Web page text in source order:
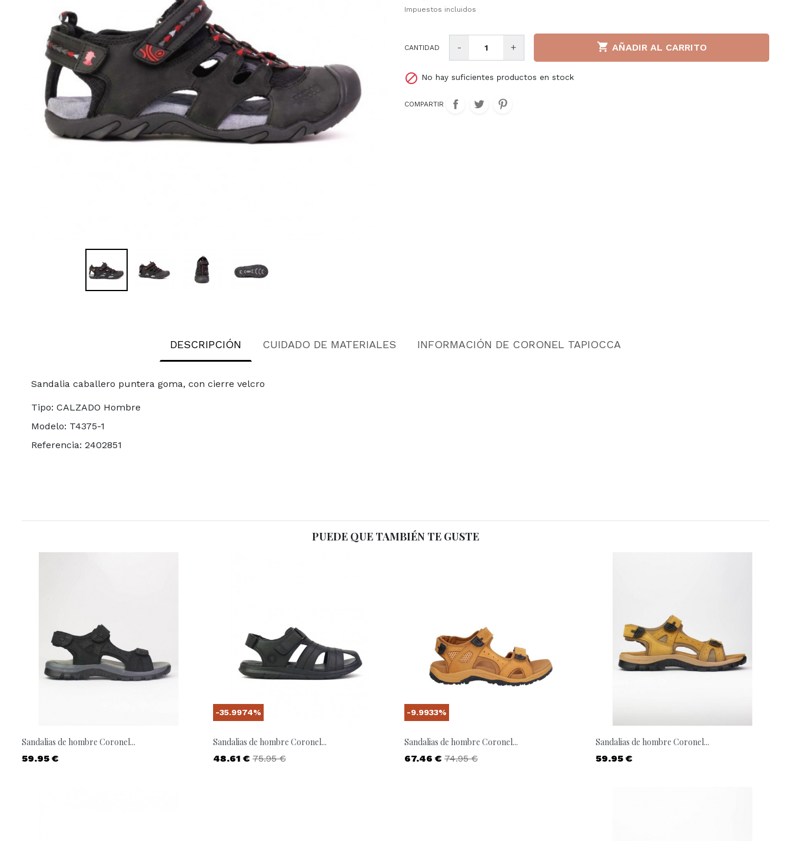
Zapatos
Zapatos
Javier Larrainza
Jim Sport Le Carre
Lola cruz
Luis gonzalo
Napapijri
Nature
Neosens Nike Olip italia S.P.A
Paula Urban
Pepe Jeans
Polo Ralph Lauren Pompei Pons Quintana
Ralph Lauren
Sebago Sison Skechers Steve madden
Timberland
Tommy Hilfiger Ugg
Impuestos incluidos
CANTIDAD - +  AÑADIR AL CARRITO
 No hay suficientes productos en stock
COMPARTIR
DESCRIPCIÓN CUIDADO DE MATERIALES INFORMACIÓN DE CORONEL TAPIOCCA
Sandalia caballero puntera goma, con cierre velcro
Tipo: CALZADO Hombre
Modelo: T4375-1
Referencia: 2402851
PUEDE QUE TAMBIÉN TE GUSTE
Sandalias de hombre Coronel...
Precio
59.95 €
Sandalias de hombre Coronel...
Precio
48.61 € Precio base
75.95 €
-35.9974%
Sandalias de hombre Coronel...
Precio
67.46 € Precio base
74.95 €
-9.9933%
Sandalias de hombre Coronel...
Precio
59.95 €